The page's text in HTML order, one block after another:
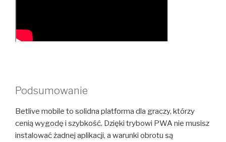
Podsumowanie
Betlive mobile to solidna platforma dla graczy, którzy
cenią wygodę i szybkość. Dzięki trybowi PWA nie musisz
instalować żadnej aplikacji, a warunki obrotu są